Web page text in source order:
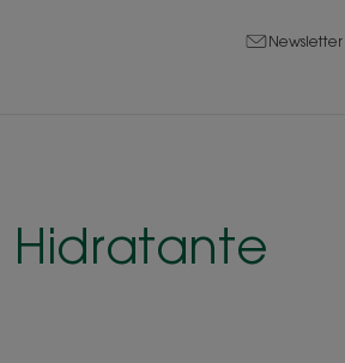
Newsletter
Hidratante